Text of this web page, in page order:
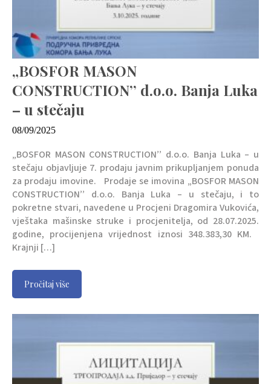
„BOSFOR MASON
CONSTRUCTION’’ d.o.o. Banja Luka
– u stečaju
08/09/2025
„BOSFOR MASON CONSTRUCTION’’ d.o.o. Banja Luka – u
stečaju objavljuje 7. prodaju javnim prikupljanjem ponuda
za prodaju imovine. Prodaje se imovina „BOSFOR MASON
CONSTRUCTION’’ d.o.o. Banja Luka – u stečaju, i to
pokretne stvari, navedene u Procjeni Dragomira Vukovića,
vještaka mašinske struke i procjenitelja, od 28.07.2025.
godine, procijenjena vrijednost iznosi 348.383,30 KM.
Krajnji […]
Pročitaj više